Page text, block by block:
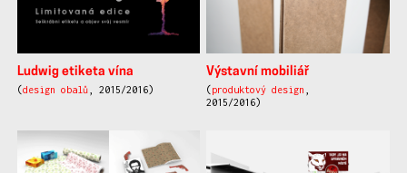
Ludwig etiketa vína
(design obalů, 2015/2016)
Výstavní mobiliář
(produktový design
2015/2016)